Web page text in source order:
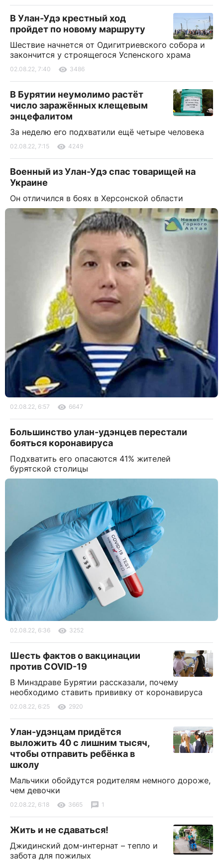
В Улан-Удэ крестный ход
пройдет по новому маршруту
Шествие начнется от Одигитриевского собора и
закончится у строящегося Успенского храма
02.08.22, 7:40 3486
В Бурятии неумолимо растёт
число заражённых клещевым
энцефалитом
За неделю его подхватили ещё четыре человека
02.08.22, 7:15 4249
Военный из Улан-Удэ спас товарищей на
Украине
Он отличился в боях в Херсонской области
02.08.22, 6:57 6647
Большинство улан-удэнцев перестали
бояться коронавируса
Подхватить его опасаются 41% жителей
бурятской столицы
02.08.22, 6:36 3252
Шесть фактов о вакцинации
против COVID-19
В Минздраве Бурятии рассказали, почему
необходимо ставить прививку от коронавируса
02.08.22, 6:25 2920
Улан-удэнцам придётся
выложить 40 с лишним тысяч,
чтобы отправить ребёнка в
школу
Мальчики обойдутся родителям немного дороже,
чем девочки
02.08.22, 6:18 3665 1
Жить и не сдаваться!
Джидинский дом-интернат – тепло и
забота для пожилых